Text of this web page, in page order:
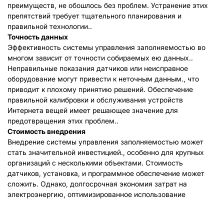
преимуществ, не обошлось без проблем. Устранение этих
препятствий требует тщательного планирования и
правильной технологии..
Точность данных
Эффективность системы управления заполняемостью во
многом зависит от точности собираемых ею данных..
Неправильные показания датчиков или неисправное
оборудование могут привести к неточным данным., что
приводит к плохому принятию решений. Обеспечение
правильной калибровки и обслуживания устройств
Интернета вещей имеет решающее значение для
предотвращения этих проблем..
Стоимость внедрения
Внедрение системы управления заполняемостью может
стать значительной инвестицией., особенно для крупных
организаций с несколькими объектами. Стоимость
датчиков, установка, и программное обеспечение может
сложить. Однако, долгосрочная экономия затрат на
электроэнергию, оптимизированное использование